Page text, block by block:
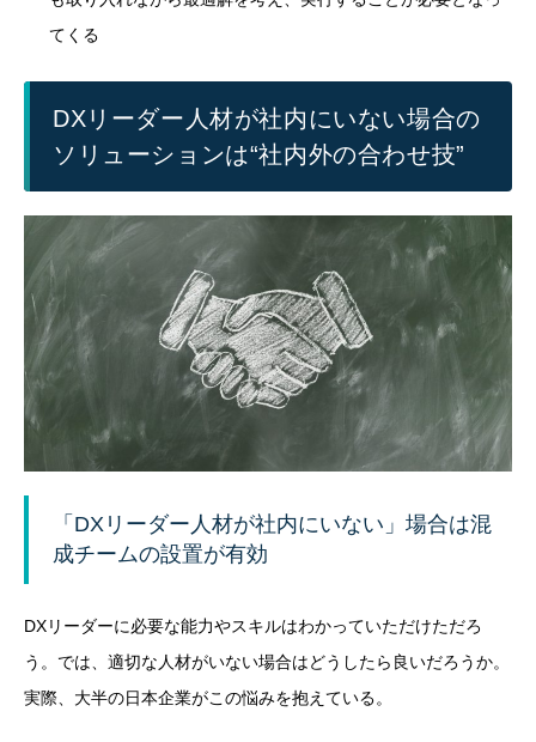
てくる
DXリーダー人材が社内にいない場合の
ソリューションは“社内外の合わせ技”
「DXリーダー人材が社内にいない」場合は混
成チームの設置が有効
DXリーダーに必要な能力やスキルはわかっていただけただろ
う。では、適切な人材がいない場合はどうしたら良いだろうか。
実際、大半の日本企業がこの悩みを抱えている。